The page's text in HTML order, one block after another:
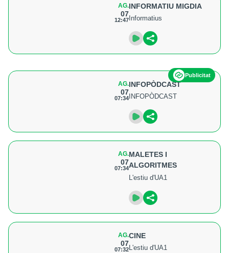
AG.
07
12:47
INFORMATIU MIGDIA
Informatius
Publicitat
AG.
07
07:34
INFOPÒDCAST
INFOPÒDCAST
AG.
07
07:34
MALETES I
ALGORITMES
L'estiu d'UA1
AG.
07
07:32
CINE
L'estiu d'UA1